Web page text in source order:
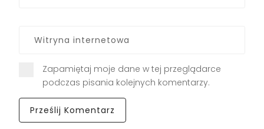
Zapamiętaj moje dane w tej przeglądarce
podczas pisania kolejnych komentarzy.